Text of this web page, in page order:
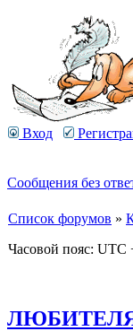
Вход
Сообщения без
Список форумов »
Часовой пояс: UTC